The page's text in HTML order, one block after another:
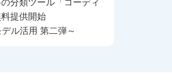
提供開始
ル活用 第二弾～